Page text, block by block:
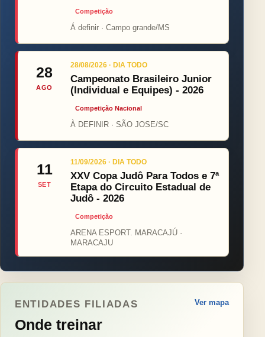
Competição
Á definir · Campo grande/MS
28
AGO
28/08/2026 · DIA TODO
Campeonato Brasileiro Junior
(Individual e Equipes) - 2026
Competição Nacional
À DEFINIR · SÃO JOSE/SC
11
SET
11/09/2026 · DIA TODO
XXV Copa Judô Para Todos e 7ª
Etapa do Circuito Estadual de
Judô - 2026
Competição
ARENA ESPORT. MARACAJÚ ·
MARACAJU
ENTIDADES FILIADAS
Onde treinar
Ver mapa